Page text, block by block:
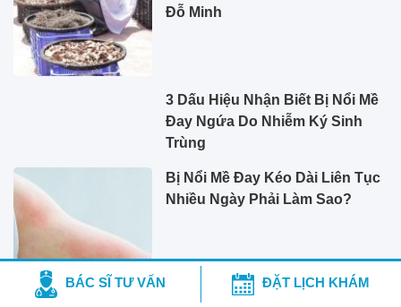
Đỗ Minh
3 Dấu Hiệu Nhận Biết Bị Nổi Mề
Đay Ngứa Do Nhiễm Ký Sinh
Trùng
Bị Nổi Mề Đay Kéo Dài Liên Tục
Nhiều Ngày Phải Làm Sao?
BÁC SĨ TƯ VẤN ĐẶT LỊCH KHÁM